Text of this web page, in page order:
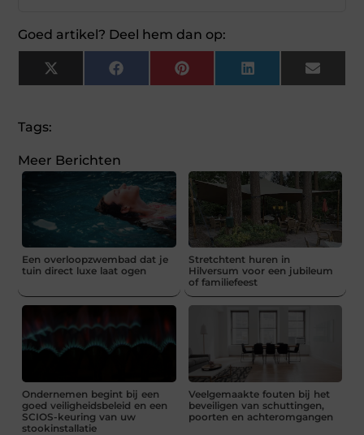
Goed artikel? Deel hem dan op:
X
(Twitter)
FacebookPinterestLinkedIn Email
Tags:
Meer Berichten
Een overloopzwembad dat je
tuin direct luxe laat ogen
Stretchtent huren in
Hilversum voor een jubileum
of familiefeest
Ondernemen begint bij een
goed veiligheidsbeleid en een
SCIOS-keuring van uw
stookinstallatie
Veelgemaakte fouten bij het
beveiligen van schuttingen,
poorten en achteromgangen